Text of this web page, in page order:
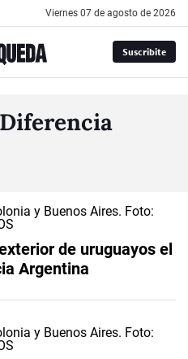
viernes 07 de agosto de 2026
Suscribite
de uruguayos el
Argentina